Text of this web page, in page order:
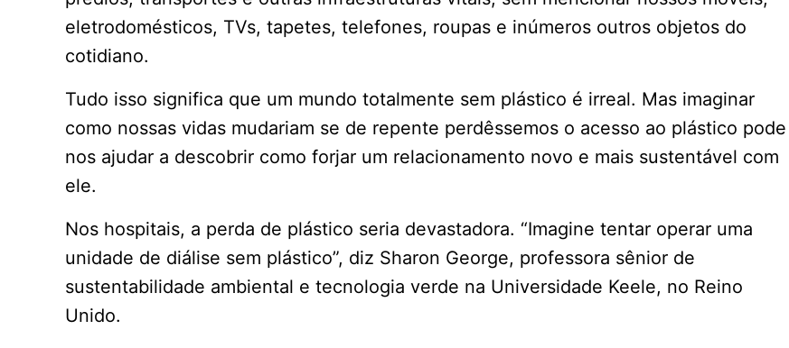
eletrodomésticos, TVs, tapetes, telefones, roupas e inúmeros outros objetos do
cotidiano.
Tudo isso significa que um mundo totalmente sem plástico é irreal. Mas imaginar
como nossas vidas mudariam se de repente perdêssemos o acesso ao plástico pode
nos ajudar a descobrir como forjar um relacionamento novo e mais sustentável com
ele.
Nos hospitais, a perda de plástico seria devastadora. “Imagine tentar operar uma
unidade de diálise sem plástico”, diz Sharon George, professora sênior de
sustentabilidade ambiental e tecnologia verde na Universidade Keele, no Reino
Unido.